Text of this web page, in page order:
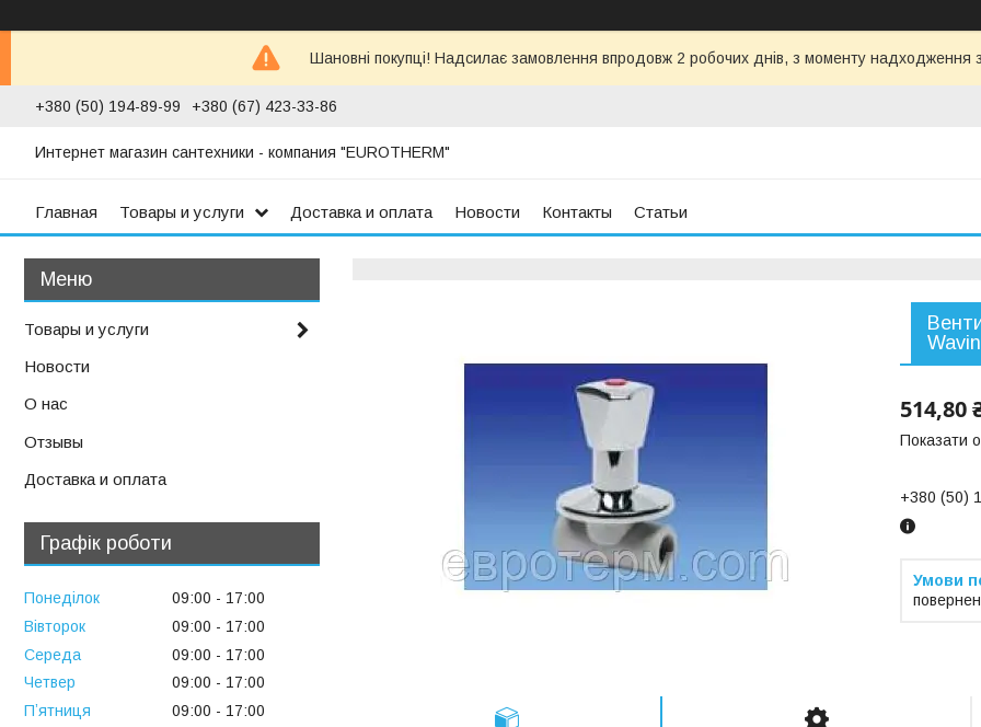
Шановні покупці! Надсилає замовлення впродовж 2 робочих днів, з моменту надходження
+380 (50) 194-89-99 +380 (67) 423-33-86
Интернет магазин сантехники - компания "EUROTHERM"
Главная Товары и услуги Доставка и оплата Новости Контакты Статьи
514,80
Показати
+380 (50)
Товары и услуги
Новости
О нас
Отзывы
Доставка и оплата
Графік роботи
Понеділок 09:00
17:00
Вівторок
09:00
17:00
Середа
09:00
17:00
Четвер
09:00
17:00
Пʼятниця
09:00
17:00